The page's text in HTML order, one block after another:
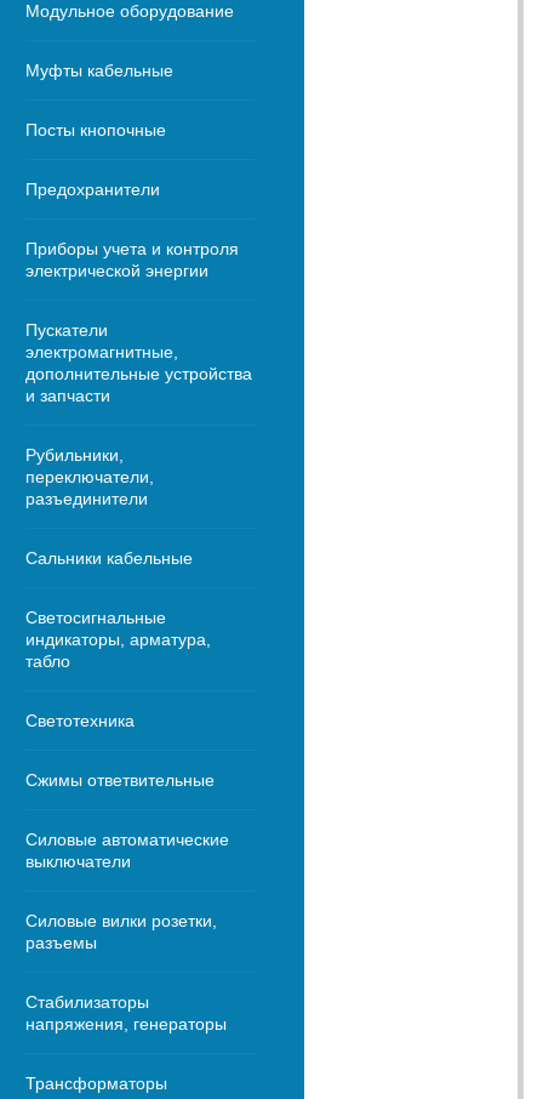
Модульное оборудование
Муфты кабельные
Посты кнопочные
Предохранители
Приборы учета и контроля
электрической энергии
Пускатели
электромагнитные,
дополнительные устройства
и запчасти
Рубильники,
переключатели,
разъединители
Сальники кабельные
Светосигнальные
индикаторы, арматура,
табло
Светотехника
Сжимы ответвительные
Силовые автоматические
выключатели
Силовые вилки розетки,
разъемы
Стабилизаторы
напряжения, генераторы
Трансформаторы